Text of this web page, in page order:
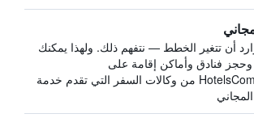
أن تتغير الخطط — نتفهم ذلك. ولهذا يمكنك
فنادق وأماكن إقامة على
HotelsCombined من وكالات السفر التي تقدم خدمة
المجاني